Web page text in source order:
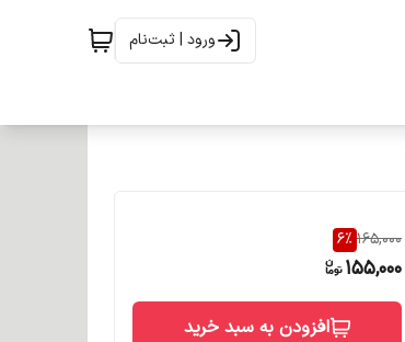
ورود | ثبت‌نام
165,000
6%
155,000
افزودن به سبد خرید